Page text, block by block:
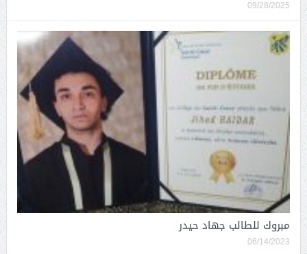
09/28/2025
مبروك للطالب جهاد حيدر
06/14/2023